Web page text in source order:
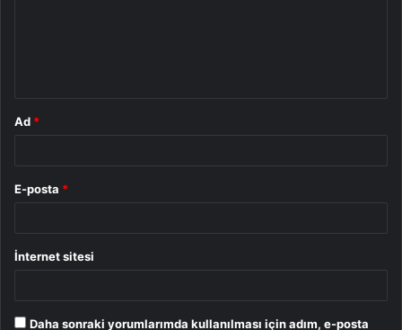
Ad *
E-posta *
İnternet sitesi
Daha sonraki yorumlarımda kullanılması için adım, e-posta